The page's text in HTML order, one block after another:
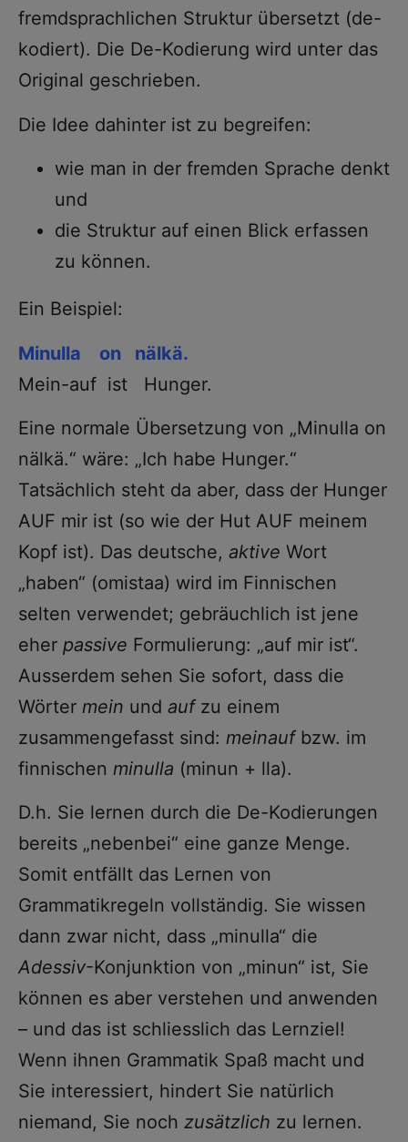
fremdsprachlichen Struktur übersetzt (de-
kodiert). Die De-Kodierung wird unter das
Original geschrieben.
Die Idee dahinter ist zu begreifen:
wie man in der fremden Sprache denkt
und
die Struktur auf einen Blick erfassen
zu können.
Ein Beispiel:
Minulla on nälkä.
Mein-auf ist Hunger.
Eine normale Übersetzung von „Minulla on
nälkä.“ wäre: „Ich habe Hunger.“
Tatsächlich steht da aber, dass der Hunger
AUF mir ist (so wie der Hut AUF meinem
Kopf ist). Das deutsche, aktive Wort
„haben“ (omistaa) wird im Finnischen
selten verwendet; gebräuchlich ist jene
eher passive Formulierung: „auf mir ist“.
Ausserdem sehen Sie sofort, dass die
Wörter mein und aufzu einem
zusammengefasst sind: meinaufbzw. im
finnischen minulla (minun + lla).
D.h. Sie lernen durch die De-Kodierungen
bereits „nebenbei“ eine ganze Menge.
Somit entfällt das Lernen von
Grammatikregeln vollständig. Sie wissen
dann zwar nicht, dass „minulla“ die
Adessiv-Konjunktion von „minun“ ist, Sie
können es aber verstehen und anwenden
– und das ist schliesslich das Lernziel!
Wenn ihnen Grammatik Spaß macht und
Sie interessiert, hindert Sie natürlich
niemand, Sie noch zusätzlich zu lernen.